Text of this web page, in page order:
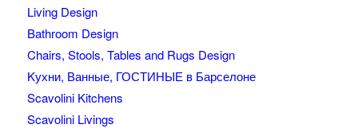
Living Design
Bathroom Design
Chairs, Stools, Tables and Rugs Design
Kухни, Ванные, ГОСТИНЫЕ в Барселоне
Scavolini Kitchens
Scavolini Livings